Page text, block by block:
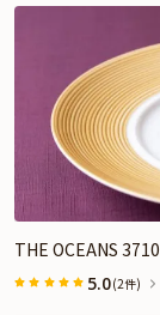
THE OCEANS
5.0(2件)